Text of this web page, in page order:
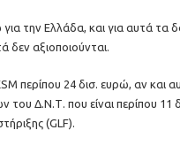
την Ελλάδα, και για αυτά τα
δεν αξιοποιούνται.
περίπου 24 δισ. ευρώ, αν και
Δ.Ν.Τ. που είναι περίπου 11
(GLF).